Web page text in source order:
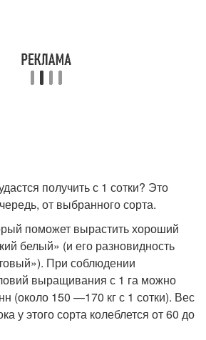
получить с 1 сотки? Это
от выбранного сорта.
поможет вырастить хороший
белый» (и его разновидность
При соблюдении
выращивания с 1 га можно
(около 150 —170 кг с 1 сотки). Вес
у этого сорта колеблется от 60 до